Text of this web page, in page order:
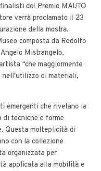
del Premio MAUTO
verrà proclamato il 23
della mostra.
composta da Rodolfo
Mistrangelo,
“che maggiormente
di materiali,
emergenti che rivelano la
di tecniche e forme
Questa molteplicità di
con la collezione
organizzata per
applicata alla mobilità e